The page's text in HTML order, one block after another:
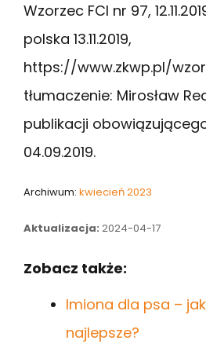
Wzorzec FCI nr 97,
polska 13.11.2019,
https://www.zkwp.pl/
tłumaczenie: Mirosław
publikacji
04.09.2019.
Archiwum: kwiecień 2023
Aktualizacja: 2024-04-17
Zobacz także:
Imiona dla psa –
najlepsze?